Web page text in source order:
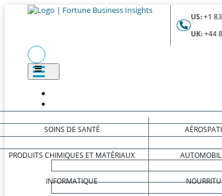
US:+1
UK:+44
SOINS DE SANTÉ
PRODUITS CHIMIQUES ET MATÉRIAUX
INFORMATIQUE